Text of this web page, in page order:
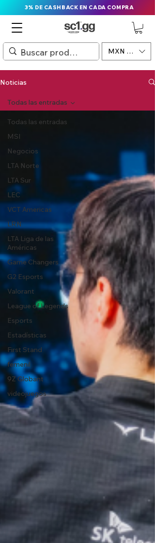
3% DE CASHBACK EN CADA COMPRA
MXN ($)
Noticias
Todas las entradas
MSI
Negocios
LTA Norte
LTA Sur
LEC
VCT Americas
LRN
LTA Liga de las
Américas
Game Changers
G2 Esports
Valorant
League of Legends
Esports
Estadísticas
First Stand
femenil
9Z Globant
videojuegos
Todas las entradas